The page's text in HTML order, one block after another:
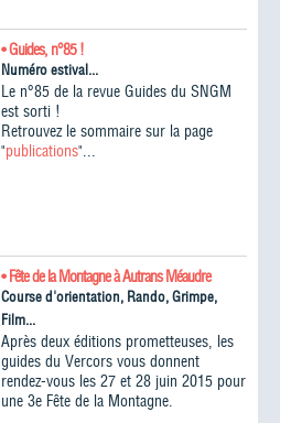
• Guides, n°85 !
Numéro estival...
Le n°85 de la revue Guides du SNGM
est sorti !
Retrouvez le sommaire sur la page
"publications"...
• Fête de la Montagne à Autrans Méaudre
Course d'orientation, Rando, Grimpe,
Film...
Après deux éditions prometteuses, les
guides du Vercors vous donnent
rendez-vous les 27 et 28 juin 2015 pour
une 3e Fête de la Montagne.